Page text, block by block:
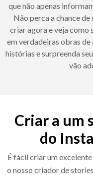
que não apenas
Não perca a chance
criar agora e veja como
em verdadeiras obras
histórias e surpreenda
vão
Criar a um
do
É fácil criar um
o nosso criador de